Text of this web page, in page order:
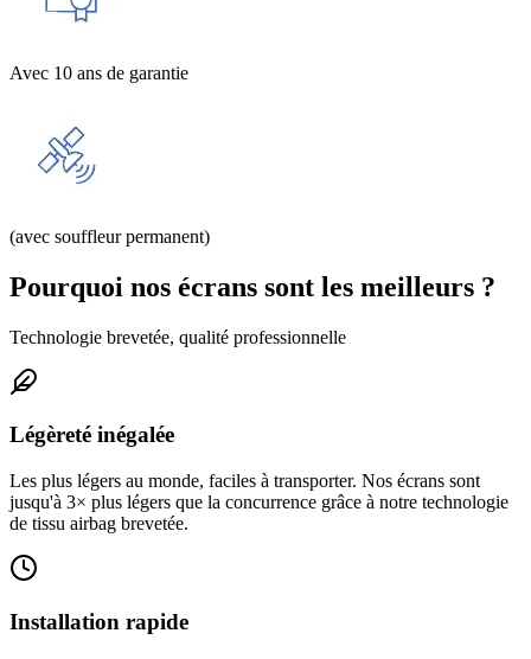
Avec 10 ans de garantie
(avec souffleur permanent)
Pourquoi nos écrans sont les meilleurs ?
Technologie brevetée, qualité professionnelle
Légèreté inégalée
Les plus légers au monde, faciles à transporter. Nos écrans sont
jusqu'à 3× plus légers que la concurrence grâce à notre technologie
de tissu airbag brevetée.
Installation rapide